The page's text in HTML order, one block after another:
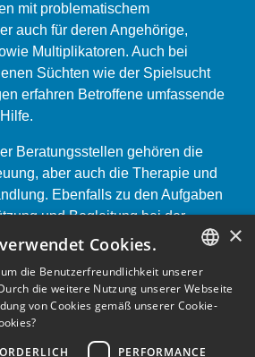
mit problematischem
auch für deren Angehörige,
Multiplikatoren. Auch bei
Süchten wie der Spielsucht
erfahren Betroffene umfassende
Beratungsstellen gehören die
aber auch die Therapie und
Ebenfalls zu den Aufgaben
und Begleitung bei der
oder die Vermittlung
«
GERMAN
ENGLISH
×
Cookies.
die Benutzerfreundlichkeit unserer
die weitere Nutzung unserer Webseite
von Cookies gemäß unserer Cookie-
PERFORMANCE